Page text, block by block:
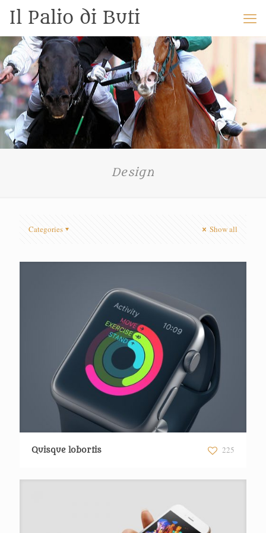
Il Palio di Buti
Design
Categories Show all
Quisque lobortis 225